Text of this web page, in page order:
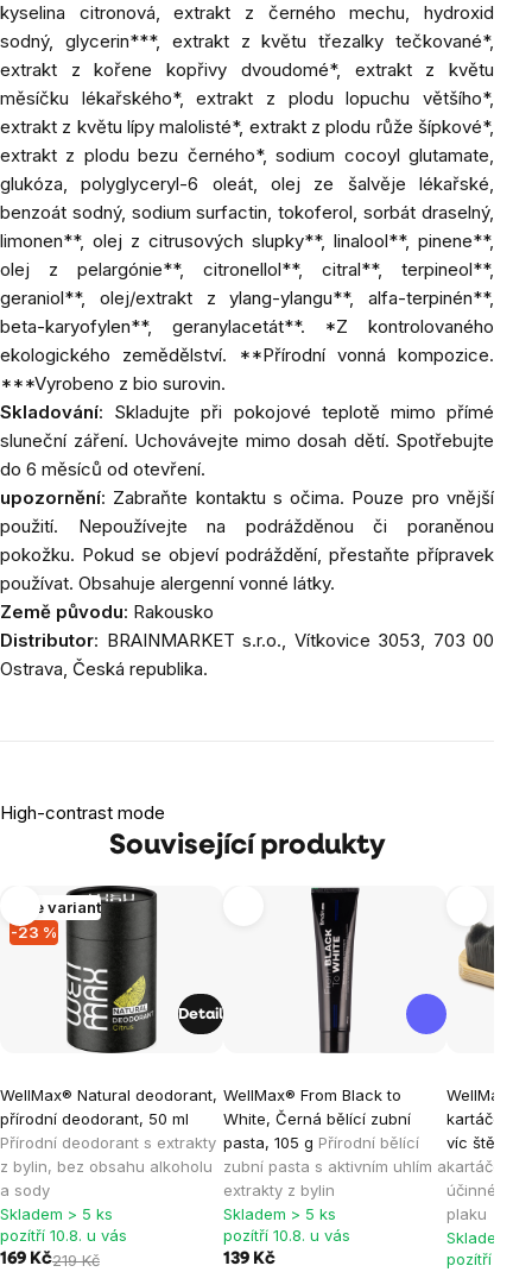
kyselina citronová, extrakt z černého mechu, hydroxid
sodný, glycerin***, extrakt z květu třezalky tečkované*,
extrakt z kořene kopřivy dvoudomé*, extrakt z květu
měsíčku lékařského*, extrakt z plodu lopuchu většího*,
extrakt z květu lípy malolisté*, extrakt z plodu růže šípkové*,
extrakt z plodu bezu černého*, sodium cocoyl glutamate,
glukóza, polyglyceryl-6 oleát, olej ze šalvěje lékařské,
benzoát sodný, sodium surfactin, tokoferol, sorbát draselný,
limonen**, olej z citrusových slupky**, linalool**, pinene**,
olej z pelargónie**, citronellol**, citral**, terpineol**,
geraniol**, olej/extrakt z ylang-ylangu**, alfa-terpinén**,
beta-karyofylen**, geranylacetát**. *Z kontrolovaného
ekologického zemědělství. **Přírodní vonná kompozice.
***Vyrobeno z bio surovin.
Skladování: Skladujte při pokojové teplotě mimo přímé
sluneční záření. Uchovávejte mimo dosah dětí. Spotřebujte
do 6 měsíců od otevření.
upozornění: Zabraňte kontaktu s očima. Pouze pro vnější
použití. Nepoužívejte na podrážděnou či poraněnou
pokožku. Pokud se objeví podráždění, přestaňte přípravek
používat. Obsahuje alergenní vonné látky.
Země původu: Rakousko
Distributor: BRAINMARKET s.r.o., Vítkovice 3053, 703 00
Ostrava, Česká republika.
High-contrast mode
Související produkty
-23 %
Více variant
WellMax® Natural deodorant,
přírodní deodorant, 50 ml
Přírodní deodorant s extrakty
z bylin, bez obsahu alkoholu
a sody
Skladem > 5 ks
pozítří 10.8. u vás
169 Kč219 Kč
Detail
WellMax® From Black to
White, Černá bělící zubní
pasta, 105 g Přírodní bělící
zubní pasta s aktivním uhlím a
extrakty z bylin
Skladem > 5 ks
pozítří 10.8. u vás
139 Kč
WellMax®
kartáček z
víc štětin
kartáček s
účinné
plaku
Skladem >
pozítří